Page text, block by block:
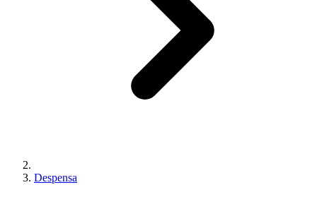
Despensa